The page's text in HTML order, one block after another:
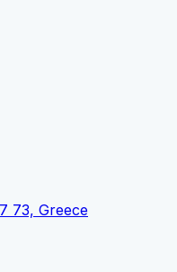
73, Greece